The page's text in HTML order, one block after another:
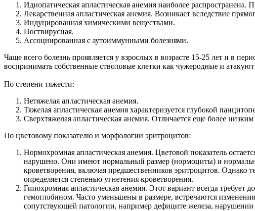
Идиопатическая апластическая анемия наиболее
Лекарственная апластическая анемия. Возникает вследствие
Индуцированная химическими веществами.
Поствирусная.
Ассоциированная с аутоиммунными болезнями.
Чаще всего болезнь проявляется у взрослых в возрасте 15-25 лет и в
воспринимать собственные стволовые клетки как чужеродные и
По степени тяжести:
Нетяжелая апластическая анемия.
Тяжелая апластическая анемия характеризуется глубокой
Сверхтяжелая апластическая анемия. Отличается еще более
По цветовому показателю и морфологии эритроцитов:
Нормохромная апластическая анемия. Цветовой показатель
нарушено. Они имеют нормальный размер (нормоциты) и
кроветворения, включая предшественников эритроцитов. Однако
определяется степенью угнетения кроветворения.
Гипохромная апластическая анемия. Этот вариант всегда
гемоглобином. Часто уменьшены в размере, встречаются
сопутствующей патологии, например дефиците железа, нарушении